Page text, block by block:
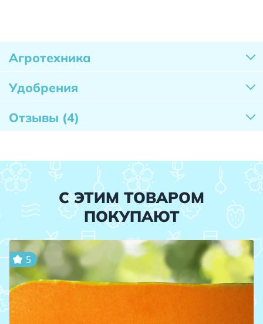
Агротехника
Удобрения
Отзывы (4)
С ЭТИМ ТОВАРОМ
ПОКУПАЮТ
5